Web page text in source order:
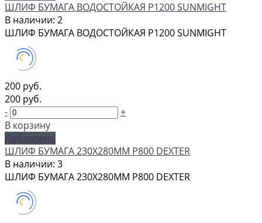
ШЛИФ БУМАГА ВОДОСТОЙКАЯ P1200 SUNMIGHT
В наличии: 2
ШЛИФ БУМАГА ВОДОСТОЙКАЯ P1200 SUNMIGHT
200 руб.
200 руб.
-
+
В корзину
Добавлено
ШЛИФ БУМАГА 230Х280ММ P800 DEXTER
В наличии: 3
ШЛИФ БУМАГА 230Х280ММ P800 DEXTER